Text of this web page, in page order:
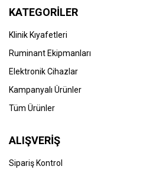
KATEGORİLER
Klinik Kıyafetleri
Ruminant Ekipmanları
Elektronik Cihazlar
Kampanyalı Ürünler
Tüm Ürünler
ALIŞVERİŞ
Sipariş Kontrol